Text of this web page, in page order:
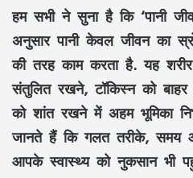
हम सभी ने सुना है कि ‘पानी
अनुसार पानी केवल जीवन का
की तरह काम करता है. यह
संतुलित रखने, टॉकिस्न को
को शांत रखने में अहम भूमिका
जानते हैं कि गलत तरीके, समय
आपके स्वास्थ्य को नुकसान भी